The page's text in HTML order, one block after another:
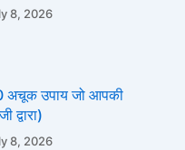
8, 2026
अचूक उपाय जो आपकी
द्वारा)
8, 2026